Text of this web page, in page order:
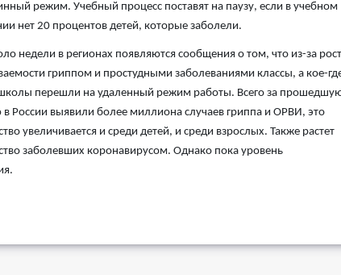
режим. Учебный процесс поставят на паузу, если в учебном
нет 20 процентов детей, которые заболели.
недели в регионах появляются сообщения о том, что из-за
гриппом и простудными заболеваниями классы, а кое-
перешли на удаленный режим работы. Всего за
России выявили более миллиона случаев гриппа и ОРВИ, это
увеличивается и среди детей, и среди взрослых. Также растет
заболевших коронавирусом. Однако пока уровень